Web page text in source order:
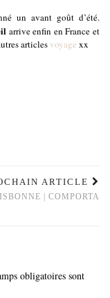
un avant goût d’été.
arrive enfin en France et
articles voyage xx
ARTICLE
| COMPORTA
obligatoires sont